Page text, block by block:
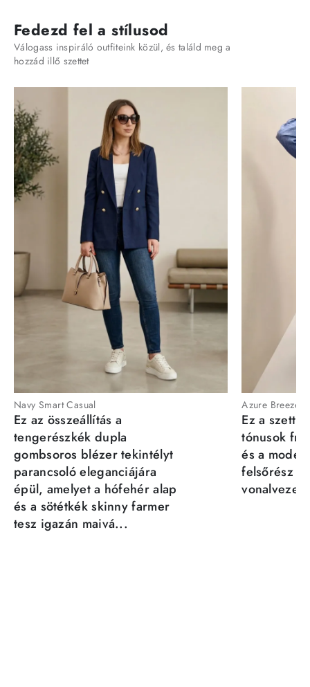
Fedezd fel a stílusod
Válogass inspiráló outfiteink közül, és találd meg a
hozzád illő szettet
Navy Smart Casual
Ez az összeállítás a
tengerészkék dupla
gombsoros blézer tekintélyt
parancsoló eleganciájára
épül, amelyet a hófehér alap
és a sötétkék skinny farmer
tesz igazán maivá...
Azure Breeze
Ez a szett
tónusok
és a
felsőrész